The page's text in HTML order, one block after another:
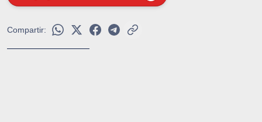
Compartir: